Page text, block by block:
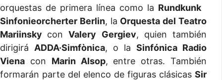
orquestas de primera línea como la Rundkunk
Sinfonieorcherter Berlin, la Orquesta del Teatro
Mariinsky conValery Gergiev, quien también
dirigirá ADDA·Simfònica, o la Sinfónica Radio
Viena con Marin Alsop, entre otras. También
formarán parte del elenco de figuras clásicas Sir